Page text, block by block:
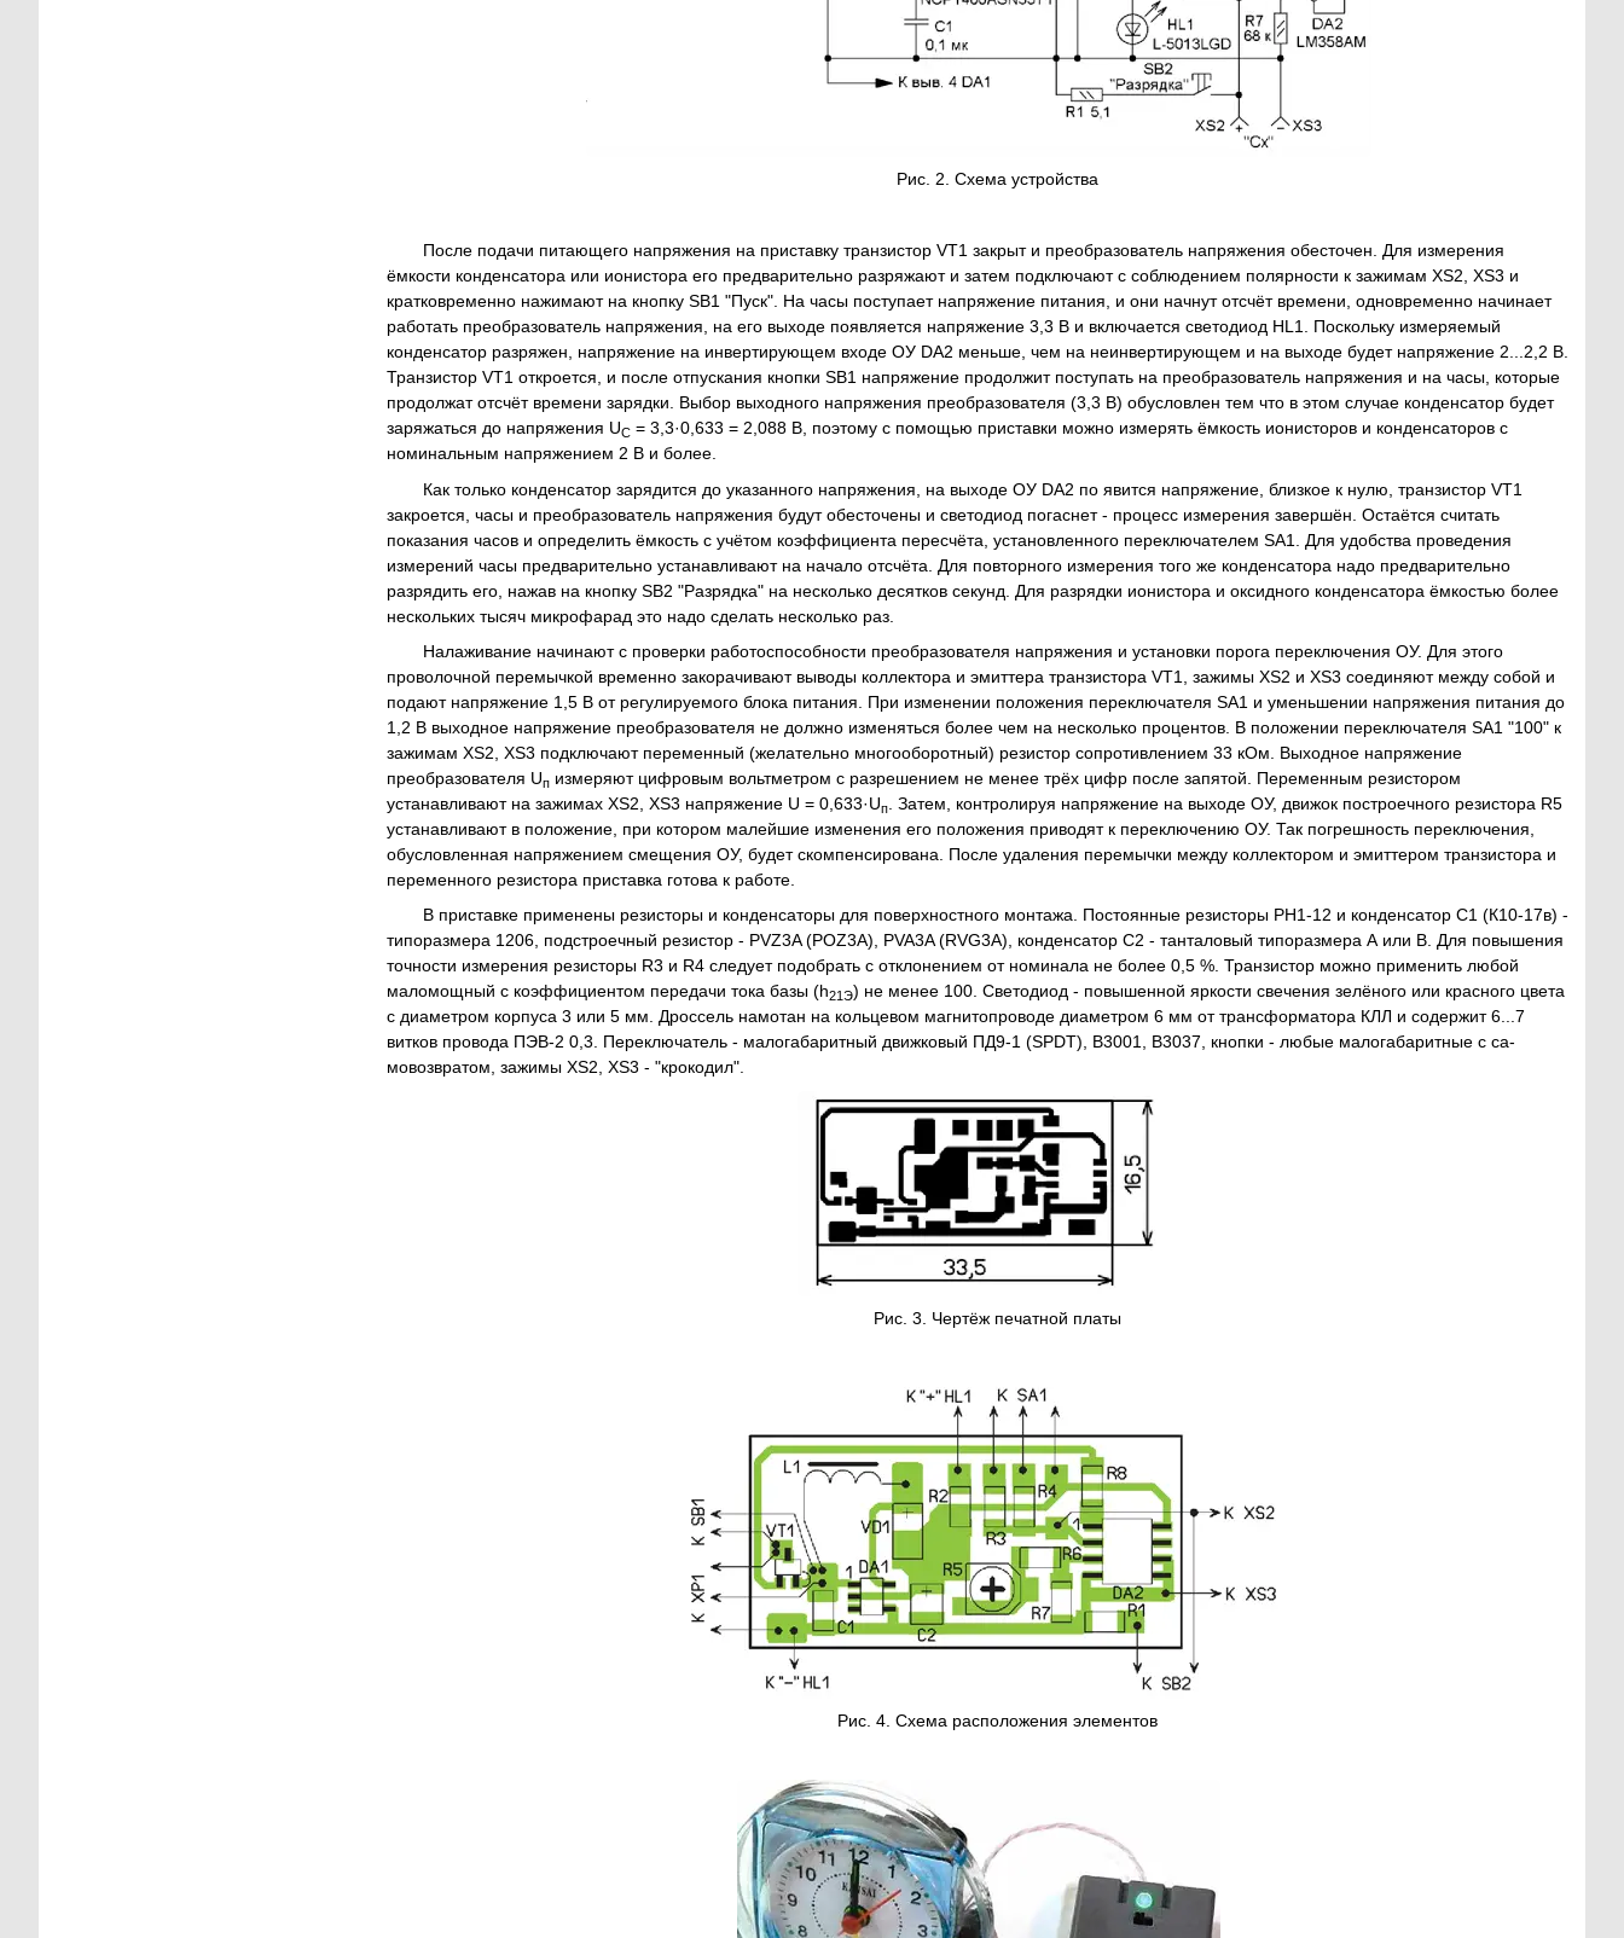
Рис. 2. Схема устройства
После подачи питающего напряжения на приставку транзистор VT1 закрыт и преобразователь напряжения обесточен. Для измерения
ёмкости конденсатора или ионистора его предварительно разряжают и затем подключают c соблюдением полярности к зажимам XS2, XS3 и
кратковременно нажимают на кнопку SB1 "Пуск". На часы поступает напряжение питания, и они начнут отсчёт времени, одновременно начинает
работать преобразователь напряжения, на его выходе появляется напряжение 3,3 В и включается светодиод HL1. Поскольку измеряемый
конденсатор разряжен, напряжение на инвертирующем входе ОУ DA2 меньше, чем на неинвертирующем и на выходе будет напряжение 2...2,2 В.
Транзистор VT1 откроется, и после отпускания кнопки SB1 напряжение продолжит поступать на преобразователь напряжения и на часы, которые
продолжат отсчёт времени зарядки. Выбор выходного напряжения преобразователя (3,3 В) обусловлен тем что в этом случае конденсатор будет
заряжаться до напряжения UC = 3,3·0,633 = 2,088 В, поэтому с помощью приставки можно измерять ёмкость ионисторов и конденсаторов с
номинальным напряжением 2 В и более.
Как только конденсатор зарядится до указанного напряжения, на выходе ОУ DA2 по явится напряжение, близкое к нулю, транзистор VT1
закроется, часы и преобразователь напряжения будут обесточены и светодиод погаснет - процесс измерения завершён. Остаётся считать
показания часов и определить ёмкость с учётом коэффициента пересчёта, установленного переключателем SA1. Для удобства проведения
измерений часы предварительно устанавливают на начало отсчёта. Для повторного измерения того же конденсатора надо предварительно
разрядить его, нажав на кнопку SB2 "Разрядка" на несколько десятков секунд. Для разрядки ионистора и оксидного конденсатора ёмкостью более
нескольких тысяч микрофарад это надо сделать несколько раз.
Налаживание начинают с проверки работоспособности преобразователя напряжения и установки порога переключения ОУ. Для этого
проволочной перемычкой временно закорачивают выводы коллектора и эмиттера транзистора VT1, зажимы XS2 и XS3 соединяют между собой и
подают напряжение 1,5 В от регулируемого блока питания. При изменении положения переключателя SA1 и уменьшении напряжения питания до
1,2 В выходное напряжение преобразователя не должно изменяться более чем на несколько процентов. В положении переключателя SA1 "100" к
зажимам XS2, XS3 подключают переменный (желательно многооборотный) резистор сопротивлением 33 кОм. Выходное напряжение
преобразователя Uп измеряют цифровым вольтметром с разрешением не менее трёх цифр после запятой. Переменным резистором
устанавливают на зажимах XS2, XS3 напряжение U = 0,633·Uп
. Затем, контролируя напряжение на выходе ОУ, движок построечного резистора R5
устанавливают в положение, при котором малейшие изменения его положения приводят к переключению ОУ. Так погрешность переключения,
обусловленная напряжением смещения ОУ, будет скомпенсирована. После удаления перемычки между коллектором и эмиттером транзистора и
переменного резистора приставка готова к работе.
В приставке применены резисторы и конденсаторы для поверхностного монтажа. Постоянные резисторы РН1-12 и конденсатор С1 (К10-17в) -
типоразмера 1206, подстроечный резистор - PVZ3A (POZ3A), PVA3A (RVG3A), конденсатор С2 - танталовый типоразмера А или В. Для повышения
точности измерения резисторы R3 и R4 следует подобрать с отклонением от номинала не более 0,5 %. Транзистор можно применить любой
маломощный с коэффициентом передачи тока базы (h21Э) не менее 100. Светодиод - повышенной яркости свечения зелёного или красного цвета
с диаметром корпуса 3 или 5 мм. Дроссель намотан на кольцевом магнитопроводе диаметром 6 мм от трансформатора КЛЛ и содержит 6...7
витков провода ПЭВ-2 0,3. Переключатель - малогабаритный движковый ПД9-1 (SPDT), B3001, B3037, кнопки - любые малогабаритные с са-
мовозвратом, зажимы XS2, XS3 - "крокодил".
Рис. 3. Чертёж печатной платы
Рис. 4. Схема расположения элементов